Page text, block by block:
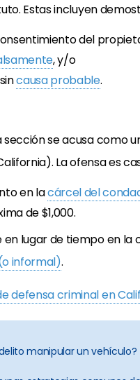
Estas incluyen
del
, y/o
causa probable.
sección se acusa como
La ofensa es
en lacárcel del
de $1,000.
en lugar de tiempo en la
informal).
defensa criminal en
manipular un vehículo?